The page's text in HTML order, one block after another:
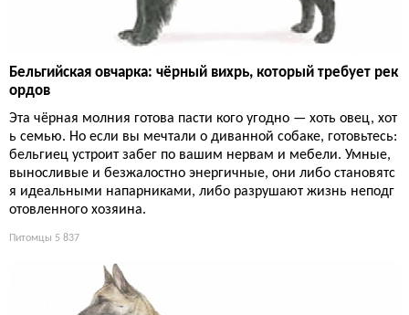
Бельгийская овчарка: чёрный вихрь, который требует рек
ордов
Эта чёрная молния готова пасти кого угодно — хоть овец, хот
ь семью. Но если вы мечтали о диванной собаке, готовьтесь:
бельгиец устроит забег по вашим нервам и мебели. Умные,
выносливые и безжалостно энергичные, они либо становятс
я идеальными напарниками, либо разрушают жизнь неподг
отовленного хозяина.
Питомцы 5 837